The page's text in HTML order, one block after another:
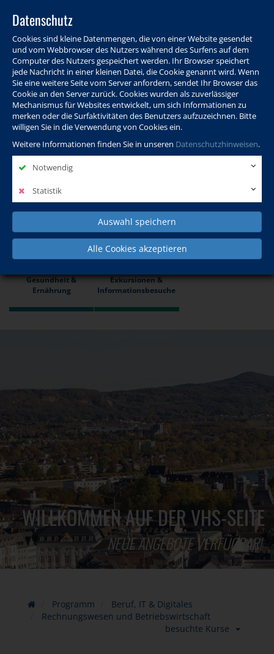
Datenschutz
Cookies sind kleine Datenmengen, die von einer Website gesendet
und vom Webbrowser des Nutzers während des Surfens auf dem
Computer des Nutzers gespeichert werden. Ihr Browser speichert
jede Nachricht in einer kleinen Datei, die Cookie genannt wird. Wenn
Sie eine weitere Seite vom Server anfordern, sendet Ihr Browser das
Cookie an den Server zurück. Cookies wurden als zuverlässiger
Mechanismus für Websites entwickelt, um sich Informationen zu
merken oder die Surfaktivitäten des Benutzers aufzuzeichnen. Bitte
willigen Sie in die Verwendung von Cookies ein.
Weitere Informationen finden Sie in unseren Datenschutzhinweisen.
Notwendig
Statistik
Auswahl speichern
Alle Cookies akzeptieren
Programm Info & Service Aktuelles Warenkorb Login
Ansprechpersonen Kontakt Sitemap
Politik, Wissenschaft &
Internationales
Beruf, IT & Digitales
Gesundheit &
Ernährung
Exkursionen &
Informationsbesuche
WILLKOMMEN AUF DER VHS-SEITE
NEUE ANGEBOTE VERFÜGBAR!
Programm
Beruf, IT & Digitales
Rechnungswesen und Betriebswirtschaft
besuchte Kurse